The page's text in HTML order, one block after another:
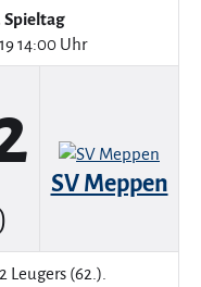
Spieltag
14:00 Uhr
SV Meppen
Leugers (62.).